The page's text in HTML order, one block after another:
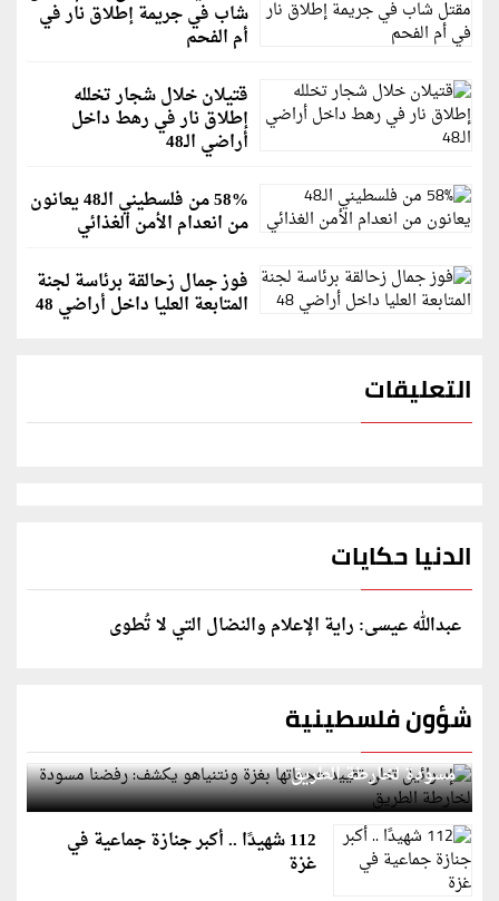
شاب في جريمة إطلاق نار في
أم الفحم
قتيلان خلال شجار تخلله
إطلاق نار في رهط داخل
أراضي الـ48
58% من فلسطيني الـ48 يعانون
من انعدام الأمن الغذائي
فوز جمال زحالقة برئاسة لجنة
المتابعة العليا داخل أراضي 48
التعليقات
الدنيا حكايات
عبدالله عيسى: راية الإعلام والنضال التي لا تُطوى
شؤون فلسطينية
إسرائيل تعلن تقييد هجماتها بغزة ونتنياهو يكشف: رفضنا
مسودة لخارطة الطريق
112 شهيدًا .. أكبر جنازة جماعية في
غزة